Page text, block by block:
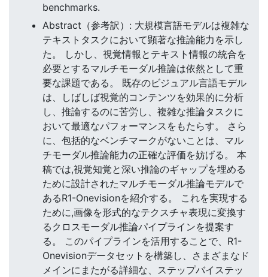
benchmarks.
Abstract（参考訳）: 大規模言語モデルは複雑な
テキストタスクにおいて顕著な推論能力を示し
た。 しかし、視覚情報とテキスト情報の統合を
必要とするマルチモーダル推論は依然として重
要な課題である。 既存のビジュアル言語モデル
は、しばしば視覚的コンテンツを効果的に分析
し、推論するのに苦労し、複雑な推論タスクに
おいて最適なパフォーマンスをもたらす。 さら
に、包括的なベンチマークがないことは、マル
チモーダル推論能力の正確な評価を妨げる。 本
稿では,視覚知覚と深い推論のギャップを埋める
ために設計されたマルチモーダル推論モデルで
あるR1-Onevisionを紹介する。 これを実現する
ために,画像を形式的なテクスチャ表現に変換す
るクロスモーダル推論パイプラインを提案す
る。 このパイプラインを活用することで、R1-
Onevisionデータセットを構築し、さまざまなド
メインにまたがる詳細な、ステップバイステッ